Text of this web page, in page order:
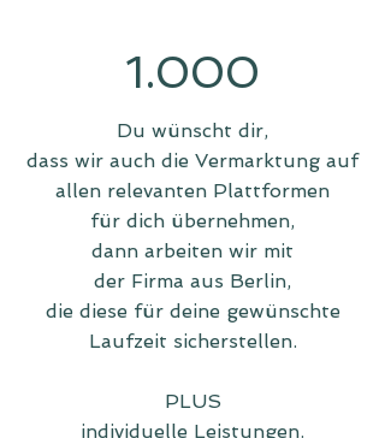
1.000
Du wünscht dir,
dass wir auch die Vermarktung auf
allen relevanten Plattformen
für dich übernehmen,
dann arbeiten wir mit
der Firma aus Berlin,
die diese für deine gewünschte
Laufzeit sicherstellen.
PLUS
individuelle Leistungen.